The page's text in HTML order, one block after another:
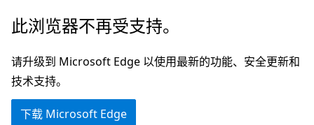
跳
主
要
内
此浏览器不再受支持。
请升级到 Microsoft Edge 以使用最新的功能、安全更新和
技术支持。
下载 Microsoft Edge